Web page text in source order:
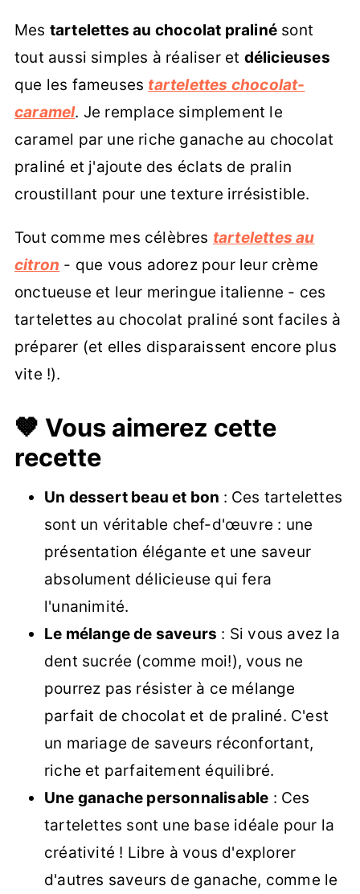
Mes tartelettes au chocolat pralinésont
tout aussi simples à réaliser et délicieuses
que les fameuses tartelettes chocolat-
caramel. Je remplace simplement le
caramel par une riche ganache au chocolat
praliné et j'ajoute des éclats de pralin
croustillant pour une texture irrésistible.
Tout comme mes célèbres tartelettes au
citron - que vous adorez pour leur crème
onctueuse et leur meringue italienne - ces
tartelettes au chocolat praliné sont faciles à
préparer (et elles disparaissent encore plus
vite !).
🤎 Vous aimerez cette
recette
Un dessert beau et bon : Ces tartelettes
sont un véritable chef-d'œuvre : une
présentation élégante et une saveur
absolument délicieuse qui fera
l'unanimité.
Le mélange de saveurs : Si vous avez la
dent sucrée (comme moi!), vous ne
pourrez pas résister à ce mélange
parfait de chocolat et de praliné. C'est
un mariage de saveurs réconfortant,
riche et parfaitement équilibré.
Une ganache personnalisable : Ces
tartelettes sont une base idéale pour la
créativité ! Libre à vous d'explorer
d'autres saveurs de ganache, comme le